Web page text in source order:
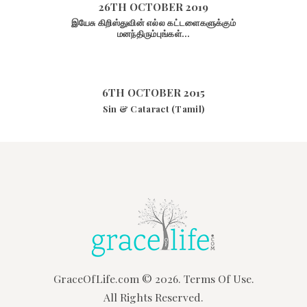
26TH OCTOBER 2019
இயேசு கிறிஸ்துவின் எல்ல கட்டளைகளுக்கும்
மனந்திரும்புங்கள்…
6TH OCTOBER 2015
Sin & Cataract (Tamil)
GraceOfLife.com © 2026. Terms Of Use.
All Rights Reserved.